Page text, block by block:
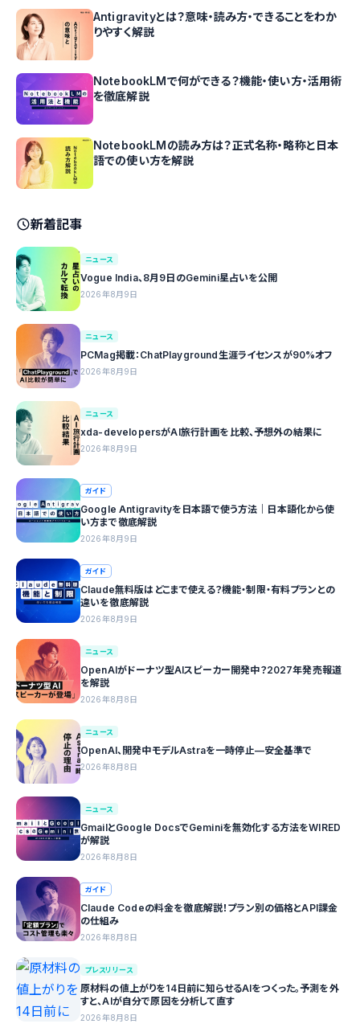
Antigravityとは？意味・読み方・できることをわか
りやすく解説
NotebookLMで何ができる？機能・使い方・活用術
を徹底解説
NotebookLMの読み方は？正式名称・略称と日本
語での使い方を解説
新着記事
ニュース
Vogue India、8月9日のGemini星占いを公開
2026年8月9日
ニュース
PCMag掲載：ChatPlayground生涯ライセンスが90%オフ
2026年8月9日
ニュース
xda-developersがAI旅行計画を比較、予想外の結果に
2026年8月9日
ガイド
Google Antigravityを日本語で使う方法｜日本語化から使
い方まで徹底解説
2026年8月9日
ガイド
Claude無料版はどこまで使える？機能・制限・有料プランとの
違いを徹底解説
2026年8月9日
ニュース
OpenAIがドーナツ型AIスピーカー開発中？2027年発売報道
を解説
2026年8月8日
ニュース
OpenAI、開発中モデルAstraを一時停止—安全基準で
2026年8月8日
ニュース
GmailとGoogle DocsでGeminiを無効化する方法をWIRED
が解説
2026年8月8日
ガイド
Claude Codeの料金を徹底解説！プラン別の価格とAPI課金
の仕組み
2026年8月8日
プレスリリース
原材料の値上がりを14日前に知らせるAIをつくった。予測を外
すと、AIが自分で原因を分析して直す
2026年8月8日